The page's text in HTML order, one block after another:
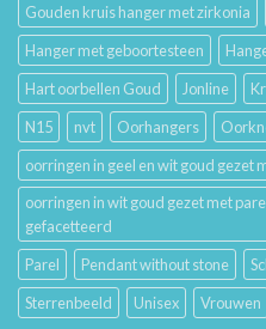
Gouden kruis hanger met zirkonia
Hanger met geboortesteen
Hart oorbellen Goud
Jonline
N15
nvt Oorhangers
oorringen in geel en wit goud gezet
oorringen in wit goud gezet met
gefacetteerd
Parel
Pendant without stone
Sterrenbeeld
Unisex Vrouwen